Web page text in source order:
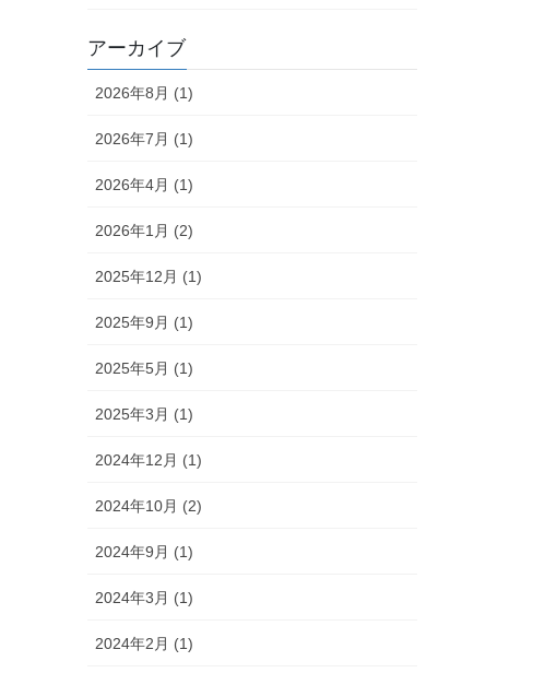
アーカイブ
2026年8月 (1)
2026年7月 (1)
2026年4月 (1)
2026年1月 (2)
2025年12月 (1)
2025年9月 (1)
2025年5月 (1)
2025年3月 (1)
2024年12月 (1)
2024年10月 (2)
2024年9月 (1)
2024年3月 (1)
2024年2月 (1)